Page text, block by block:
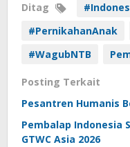
Ditag
#PernikahanAnak
#WagubNTB
Posting Terkait
Pesantren Humanis
Pembalap Indonesia
GTWC Asia 2026